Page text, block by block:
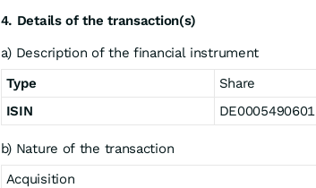
4. Details of the transaction(s)
a) Description of the financial instrument
Type
Share
ISIN
DE0005490601
b) Nature of the transaction
Acquisition